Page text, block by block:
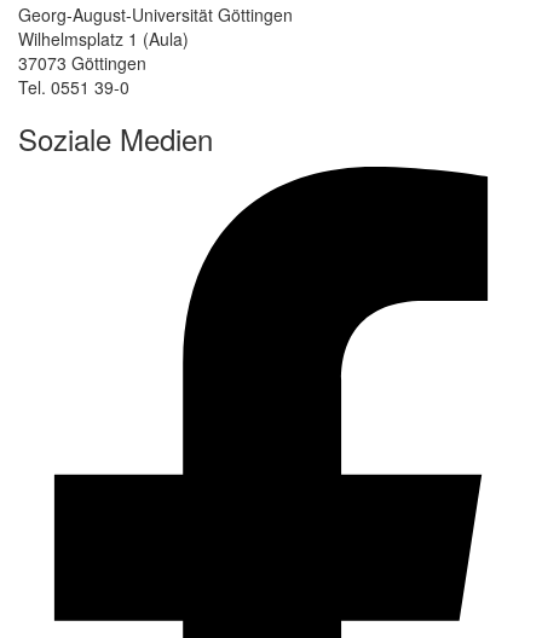
Georg-August-Universität Göttingen
Wilhelmsplatz 1 (Aula)
37073 Göttingen
Tel. 0551 39-0
Soziale Medien